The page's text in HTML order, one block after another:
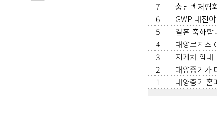
7
충남벤처협
6
GWP 대전
5
결혼 축하합
4
대양로지스
3
지게차 임대
2
대양중기가
1
대양중기 홈